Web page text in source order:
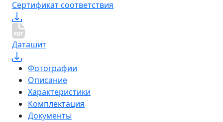
Сертификат соответствия
Даташит
Фотографии
Описание
Характеристики
Комплектация
Документы